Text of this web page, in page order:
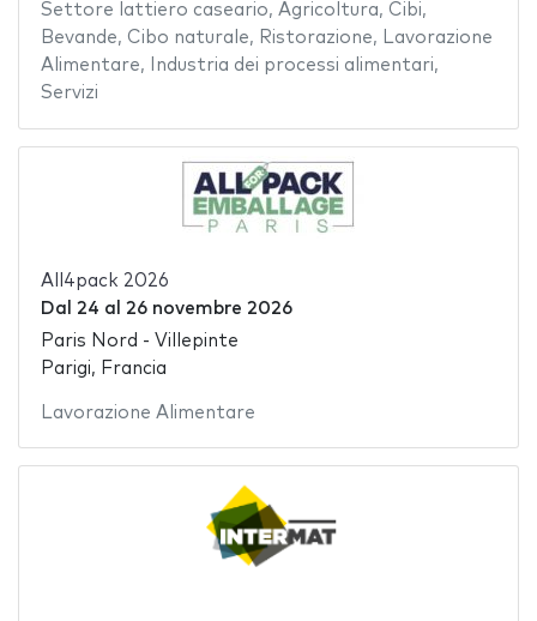
Settore lattiero caseario, Agricoltura, Cibi,
Bevande, Cibo naturale, Ristorazione, Lavorazione
Alimentare, Industria dei processi alimentari,
Servizi
All4pack 2026
Dal 24 al 26 novembre 2026
Paris Nord - Villepinte
Parigi, Francia
Lavorazione Alimentare